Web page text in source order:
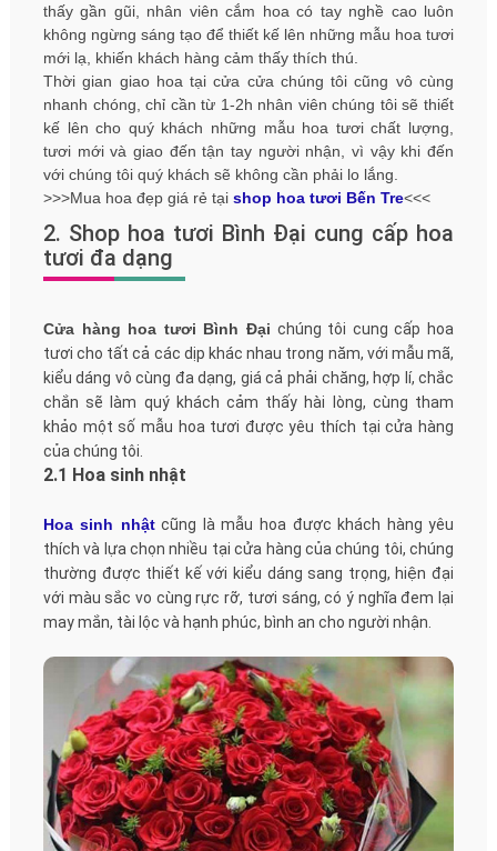
thấy gần gũi, nhân viên cắm hoa có tay nghề cao luôn
không ngừng sáng tạo để thiết kế lên những mẫu hoa tươi
mới lạ, khiến khách hàng cảm thấy thích thú.
Thời gian giao hoa tại cửa cửa chúng tôi cũng vô cùng
nhanh chóng, chỉ cần từ 1-2h nhân viên chúng tôi sẽ thiết
kế lên cho quý khách những mẫu hoa tươi chất lượng,
tươi mới và giao đến tận tay người nhận, vì vậy khi đến
với chúng tôi quý khách sẽ không cần phải lo lắng.
>>>Mua hoa đẹp giá rẻ tại shop hoa tươi Bến Tre<<<
2. Shop hoa tươi Bình Đại cung cấp hoa
tươi đa dạng
Cửa hàng hoa tươi Bình Đại chúng tôi cung cấp hoa
tươi cho tất cả các dịp khác nhau trong năm, với mẫu mã,
kiểu dáng vô cùng đa dạng, giá cả phải chăng, hợp lí, chắc
chắn sẽ làm quý khách cảm thấy hài lòng, cùng tham
khảo một số mẫu hoa tươi được yêu thích tại cửa hàng
của chúng tôi.
2.1 Hoa sinh nhật
Hoa sinh nhậtcũng là mẫu hoa được khách hàng yêu
thích và lựa chọn nhiều tại cửa hàng của chúng tôi, chúng
thường được thiết kế với kiểu dáng sang trọng, hiện đại
với màu sắc vo cùng rực rỡ, tươi sáng, có ý nghĩa đem lại
may mắn, tài lộc và hạnh phúc, bình an cho người nhận.